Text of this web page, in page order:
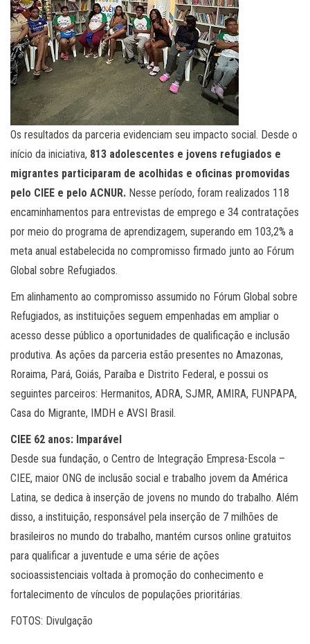
Os resultados da parceria evidenciam seu impacto social. Desde o
início da iniciativa, 813 adolescentes e jovens refugiados e
migrantes participaram de acolhidas e oficinas promovidas
pelo CIEE e pelo ACNUR. Nesse período, foram realizados 118
encaminhamentos para entrevistas de emprego e 34 contratações
por meio do programa de aprendizagem, superando em 103,2% a
meta anual estabelecida no compromisso firmado junto ao Fórum
Global sobre Refugiados.
Em alinhamento ao compromisso assumido no Fórum Global sobre
Refugiados, as instituições seguem empenhadas em ampliar o
acesso desse público a oportunidades de qualificação e inclusão
produtiva. As ações da parceria estão presentes no Amazonas,
Roraima, Pará, Goiás, Paraíba e Distrito Federal, e possui os
seguintes parceiros: Hermanitos, ADRA, SJMR, AMIRA, FUNPAPA,
Casa do Migrante, IMDH e AVSI Brasil.
CIEE 62 anos: Imparável
Desde sua fundação, o Centro de Integração Empresa-Escola –
CIEE, maior ONG de inclusão social e trabalho jovem da América
Latina, se dedica à inserção de jovens no mundo do trabalho. Além
disso, a instituição, responsável pela inserção de 7 milhões de
brasileiros no mundo do trabalho, mantém cursos online gratuitos
para qualificar a juventude e uma série de ações
socioassistenciais voltada à promoção do conhecimento e
fortalecimento de vínculos de populações prioritárias.
FOTOS: Divulgação